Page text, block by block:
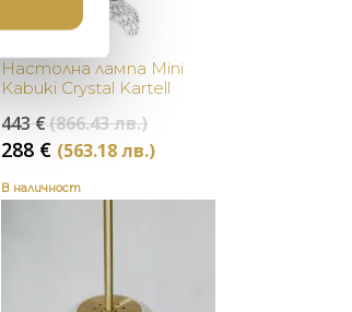
Купи
Настолна лампа Mini
Kabuki Crystal Kartell
443€(866.43 лв.)Original
price
443 €
288 € (563.18 лв.)Текущата
е:
В наличност